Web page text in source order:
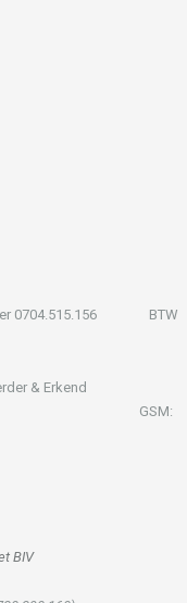
0704.515.156 BTW
& Erkend
– België GSM:
BIV